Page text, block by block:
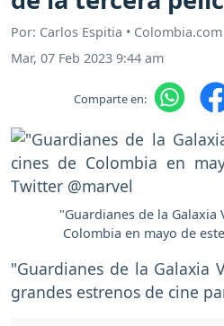
Por: Carlos Espitia • Colombia.com
Mar, 07 Feb 2023 9:44 am
Comparte en:
"Guardianes de la
Colombia en mayo de
"Guardianes de la Galaxia
grandes estrenos de cine